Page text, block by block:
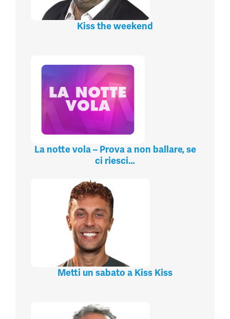
Kiss the weekend
La notte vola – Prova a non ballare, se
ci riesci…
Metti un sabato a Kiss Kiss